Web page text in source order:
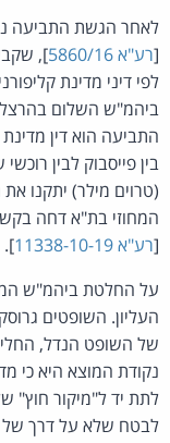
לאחר הגשת התביעה
[רע"א 5860/16
],
לפי דיני מדינת
ביהמ"ש השלום
התביעה הוא דין מדינת
בין פייסבוק לבין
(טרוים מילר) יתקנו
המחוזי בת"א דחה
[רע"א 11338-10-19
].
על החלטת ביהמ"ש
העליון. השופטים
של השופט הנדל,
נקודת המוצא היא כי
לתת יד ל"מיקור חוץ"
לבטח שלא על דרך של